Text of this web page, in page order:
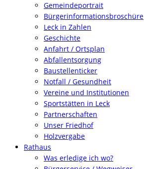
Gemeindeportrait
Bürgerinformationsbroschüre
Leck in Zahlen
Geschichte
Anfahrt / Ortsplan
Abfallentsorgung
Baustellenticker
Notfall / Gesundheit
Vereine und Institutionen
Sportstätten in Leck
Partnerschaften
Unser Friedhof
Holzvergabe
Rathaus
Was erledige ich wo?